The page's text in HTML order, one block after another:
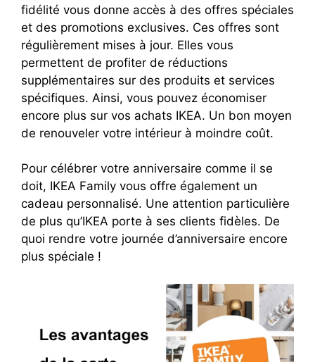
fidélité vous donne accès à des offres spéciales
et des promotions exclusives. Ces offres sont
régulièrement mises à jour. Elles vous
permettent de profiter de réductions
supplémentaires sur des produits et services
spécifiques. Ainsi, vous pouvez économiser
encore plus sur vos achats IKEA. Un bon moyen
de renouveler votre intérieur à moindre coût.
Pour célébrer votre anniversaire comme il se
doit, IKEA Family vous offre également un
cadeau personnalisé. Une attention particulière
de plus qu’IKEA porte à ses clients fidèles. De
quoi rendre votre journée d’anniversaire encore
plus spéciale !